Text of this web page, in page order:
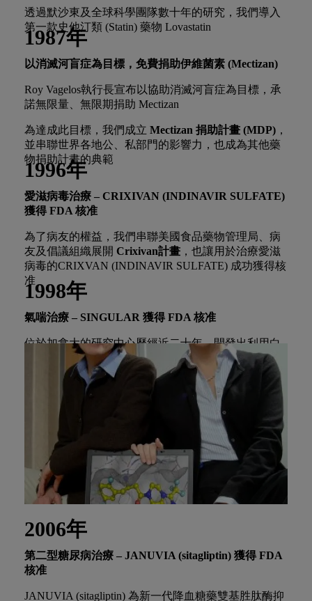
透過默沙東及全球科學團隊數十年的研究，我們導入
第一款史他汀類 (Statin) 藥物 Lovastatin
1987年
以消滅河盲症為目標，免費捐助伊維菌素 (Mectizan)
Roy Vagelos執行長宣布以協助消滅河盲症為目標，承
諾無限量、無限期捐助 Mectizan
為達成此目標，我們成立 Mectizan 捐助計畫 (MDP) ，
並串聯世界各地公、私部門的影響力，也成為其他藥
物捐助計畫的典範
1996年
愛滋病毒治療 – CRIXIVAN (INDINAVIR SULFATE)
獲得 FDA 核准
為了病友的權益，我們串聯美國食品藥物管理局、病
友及倡議組織展開 Crixivan計畫 ，也讓用於治療愛滋
病毒的CRIXVAN (INDINAVIR SULFATE) 成功獲得核
准
1998年
氣喘治療 – SINGULAR 獲得 FDA 核准
位於加拿大的研究中心歷經近二十年，開發出利用白
三烯阻斷劑，以達到治療哮喘和過敏性鼻炎的技術
2006年
第二型糖尿病治療 – JANUVIA (sitagliptin) 獲得 FDA
核准
JANUVIA (sitagliptin) 為新一代降血糖藥雙基胜肽酶抑